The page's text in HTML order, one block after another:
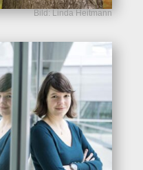
Bild: Linda Heitmann